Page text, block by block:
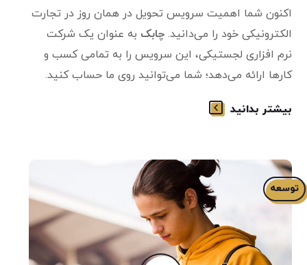
اکنون شما اهمیت سرویس تحویل در همان روز در تجارت
الکترونیکی خود را می‌دانید.چابک به عنوان یک شرکت
نرم افزاری لجستیکی، این سرویس را به تمامی کسب و
کارها ارائه می‌دهد؛ شما می‌توانید روی ما حساب کنید.
بیشتر بدانید
توسعه